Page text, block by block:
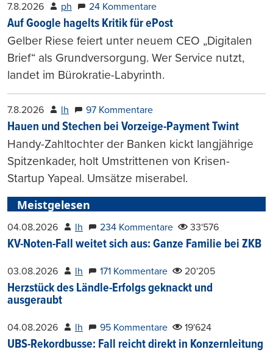
7.8.2026 ph 24 Kommentare
Auf Google hagelts Kritik für ePost
Gelber Riese feiert unter neuem CEO „Digitalen
Brief“ als Grundversorgung. Wer Service nutzt,
landet im Bürokratie-Labyrinth.
7.8.2026 lh 97 Kommentare
Hauen und Stechen bei Vorzeige-Payment Twint
Handy-Zahltochter der Banken kickt langjährige
Spitzenkader, holt Umstrittenen von Krisen-
Startup Yapeal. Umsätze miserabel.
Meistgelesen
04.08.2026 lh 234 Kommentare 33'576
KV-Noten-Fall weitet sich aus: Ganze Familie bei ZKB
03.08.2026 lh 171 Kommentare 20'205
Herzstück des Ländle-Erfolgs geknackt und
ausgeraubt
04.08.2026 lh 95 Kommentare 19'624
UBS-Rekordbusse: Fall reicht direkt in Konzernleitung